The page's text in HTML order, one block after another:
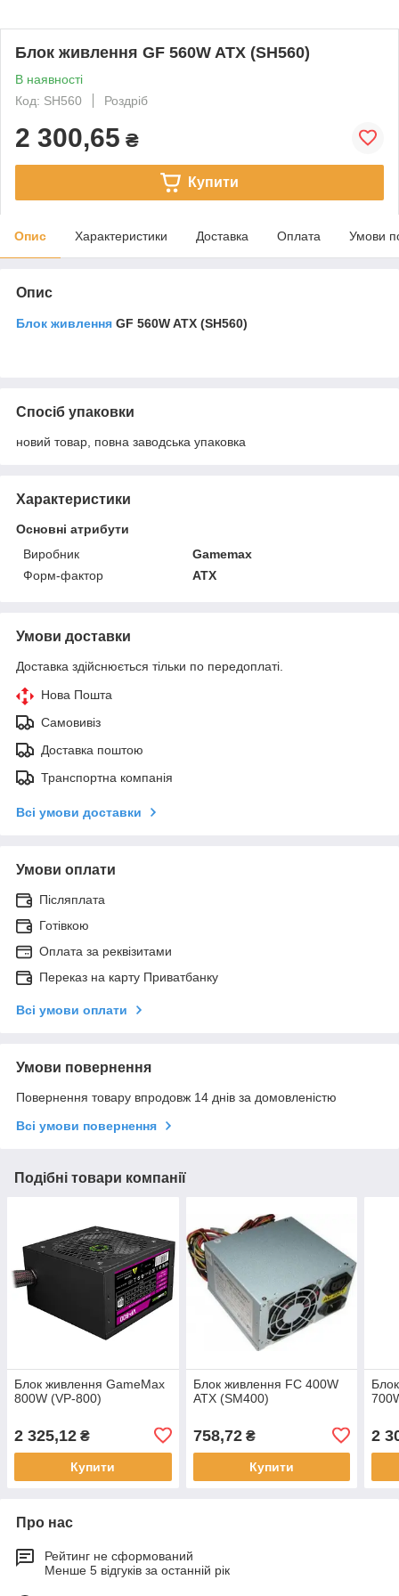
Блок живлення GF 560W ATX (SH560)
В наявності
Код: SH560
Роздріб
2 300,65 ₴
Купити
Опис Характеристики Доставка Оплата Умови
Опис
Блок живлення GF 560W ATX (SH560)
Спосіб упаковки
новий товар, повна заводська упаковка
Характеристики
Основні атрибути
Виробник
Gamemax
Форм-фактор
ATX
Умови доставки
Доставка здійснюється тільки по передоплаті.
Нова Пошта
Самовивіз
Доставка поштою
Транспортна компанія
Всі умови доставки
Умови оплати
Післяплата
Готівкою
Оплата за реквізитами
Переказ на карту Приватбанку
Всі умови оплати
Умови повернення
Повернення товару впродовж 14 днів за домовленістю
Всі умови повернення
Подібні товари компанії
Блок живлення GameMax
800W (VP-800)
2 325,12 ₴
Купити
Блок живлення FC 400W
ATX (SM400)
758,72₴
Купити
2
Про нас
Рейтинг не сформований
Менше 5 відгуків за останній рік